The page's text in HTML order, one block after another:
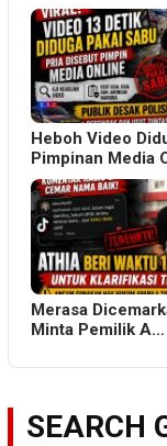
Heboh Video
Pimpinan Media
Merasa
Minta Pemilik A…
SEARCH